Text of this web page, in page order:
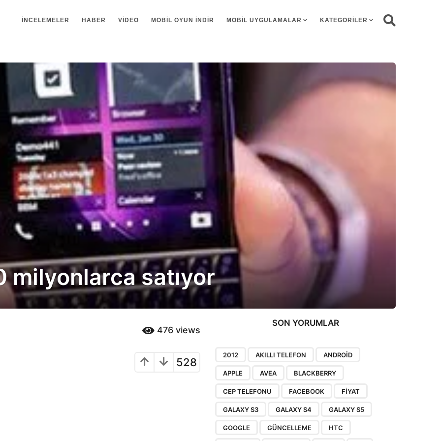
İNCELEMELER HABER VIDEO MOBIL OYUN INDIR MOBIL UYGULAMALAR KATEGORILER
milyonlarca satıyor
476 views
528
SON YORUMLAR
2012 AKILLI TELEFON ANDROID
APPLE AVEA BLACKBERRY
CEP TELEFONU FACEBOOK FIYAT
GALAXY S3 GALAXY S4 GALAXY S5
GOOGLE GÜNCELLEME HTC